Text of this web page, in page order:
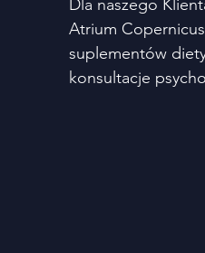
Dla naszego
Atrium
suplementów
konsultacje